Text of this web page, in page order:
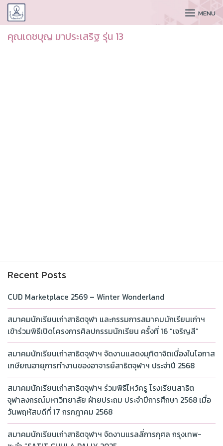
CUDAA MENU
คุณเดชบุญ มาประเสริฐ รุ่น 13
Recent Posts
CUD Marketplace 2569 – Winter Wonderland
สมาคมนักเรียนเก่าสาธิตจุฬา และกรรมการสมาคมนักเรียนเก่าฯ
เข้าร่วมพิธีเปิดโครงการศิลปกรรมนักเรียน ครั้งที่ 16 “เจริญสี”
สมาคมนักเรียนเก่าสาธิตจุฬาฯ จัดงานแสดงมุทิตาจิตเนื่องในโอกาส
เกษียณอายุการทำงานของอาจารย์สาธิตจุฬาฯ ประจำปี 2568
สมาคมนักเรียนเก่าสาธิตจุฬาฯ ร่วมพิธีไหว้ครู โรงเรียนสาธิต
จุฬาลงกรณ์มหาวิทยาลัย ฝ่ายประถม ประจำปีการศึกษา 2568 เมื่อ
วันพฤหัสบดีที่ 17 กรกฎาคม 2568
สมาคมนักเรียนเก่าสาธิตจุฬาฯ จัดงานแรลลี่การกุศล กรุงเทพ-